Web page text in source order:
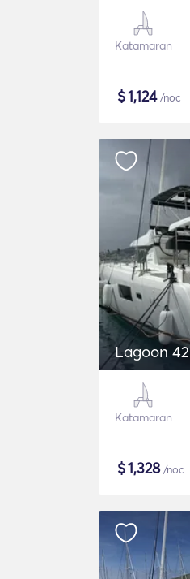
Katamaran
$1,124/noc
Lagoon 42
Katamaran
$1,328/noc